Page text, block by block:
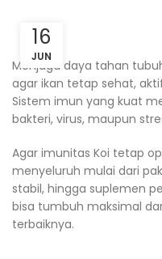
16
JUN
Menjaga daya tahan
agar ikan tetap sehat,
Sistem imun yang kuat
bakteri, virus, maupun
Agar imunitas Koi tetap
menyeluruh mulai dari
stabil, hingga suplemen
bisa tumbuh maksimal
terbaiknya.